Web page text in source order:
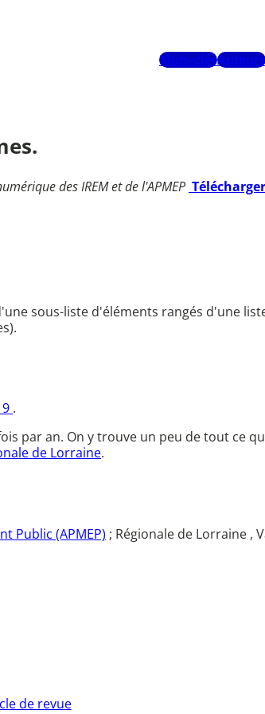
Mots-clésAuteurs
des IREM et de l'APMEP Télécharger
sous-liste d'éléments rangés d'une
.
par an. On y trouve un peu de tout ce
de Lorraine.
Public (APMEP) ; Régionale de Lorraine ,
de revue